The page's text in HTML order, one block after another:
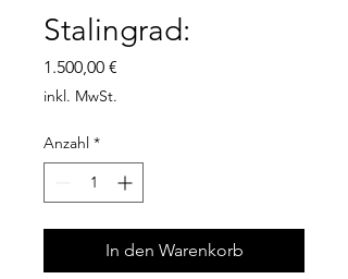
Stalingrad:
1.500,00 €
inkl. MwSt.
Anzahl *
In den Warenkorb